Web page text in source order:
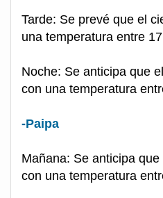
Tarde: Se prevé que el
una temperatura entre
Noche: Se anticipa que
con una temperatura
-Paipa
Mañana: Se anticipa
con una temperatura